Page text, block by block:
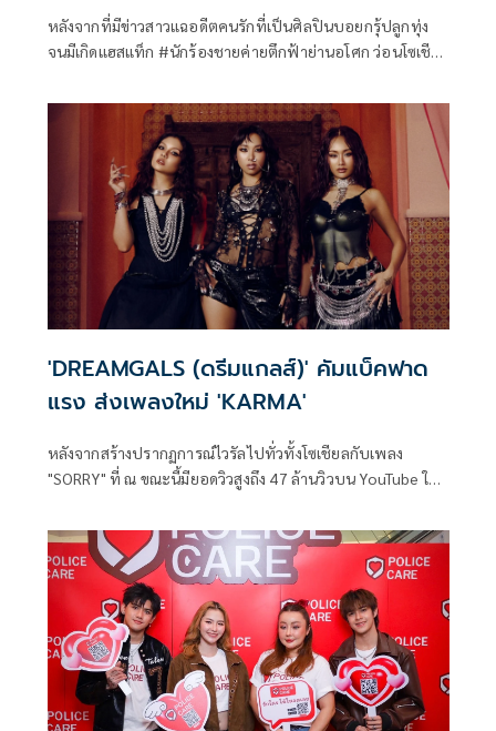
หลังจากที่มีข่าวสาวแฉอดีตคนรักที่เป็นศิลปินบอยกรุ้ปลูกทุ่ง
จนมีเกิดแฮสแท็ก #นักร้องชายค่ายตึกฟ้าย่านอโศก ว่อนโซเชีย
Country ก็ถูกพูดถึงเป็นอย่างมาก ล่าสุด ทางค่ายแกรมมี่โกลด์ได้
ออกแถลงการณ์ถึงประเด็นดังกล่าวว่าทางค่ายนั้นดำเนินการสั่ง
พักงาน ติณติณ ชั่วคราวจนกว่าจะตรวจสอบข้อเท็จจริงร่วมกับ
ผู้เกี่ยวข้องเสร็จ เพื่อให้เกิดความชัดเจนและเป็นธรรมกับทุกฝ่าย
'DREAMGALS (ดรีมแกลส์)' คัมแบ็คฟาด
แรง ส่งเพลงใหม่ 'KARMA'
หลังจากสร้างปรากฏการณ์ไวรัลไปทั่วทั้งโซเชียลกับเพลง
"SORRY" ที่ ณ ขณะนี้มียอดวิวสูงถึง 47 ล้านวิวบน YouTube ใน
(มิลลิ) , GALCHANIE (แกลชานี) และ Flower.far (ฟลาว
เวอร์.ฟาร์) ชีคัมแบคแล้ว! กลับมาครั้งนี้พร้อมกับซิงเกิลใหม่
“KARMA”